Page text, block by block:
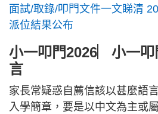
面試/取錄/叩門文件一文睇清
派位結果公布
小一叩門2026︳小一
言
家長常疑惑自薦信該以甚麼語
入學簡章，要是以中文為主或